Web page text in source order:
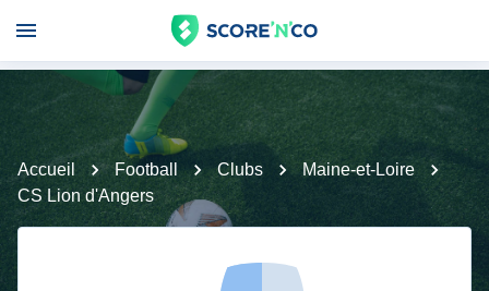
Accueil Football Clubs
Maine-et-Loire
CS Lion d'Angers